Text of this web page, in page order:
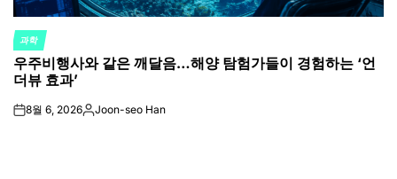
POSTED
IN
과학
우주비행사와 같은 깨달음…해양 탐험가들이 경험하는 ‘언
더뷰 효과’
on8월 6, 2026Posted
Joon-seo Han